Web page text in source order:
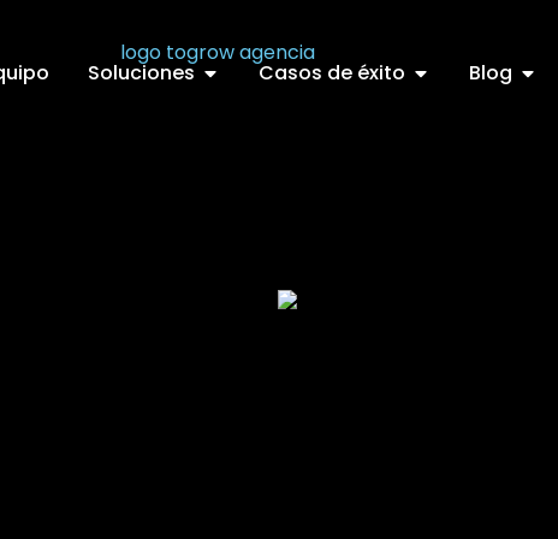
Soluciones Casos de éxito Blog